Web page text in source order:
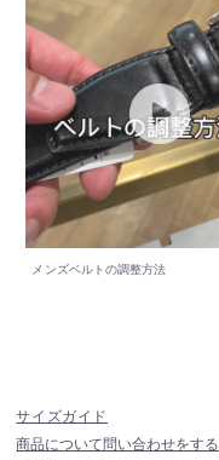
メンズベルトの調整方法
サイズガイド
商品について問い合わせをする